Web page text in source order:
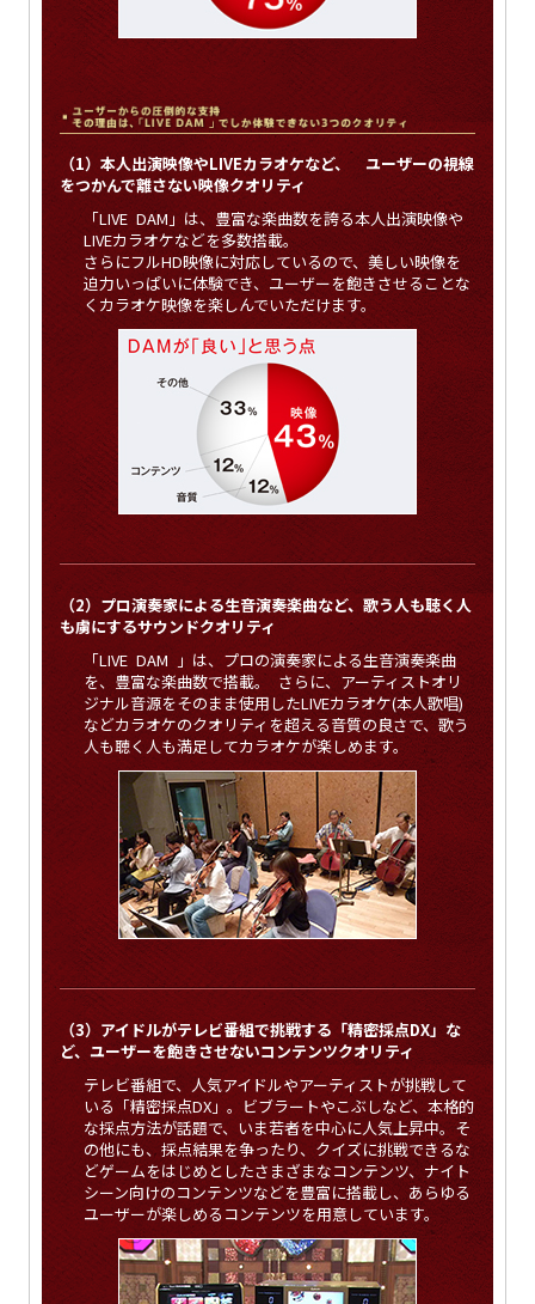
（1）本人出演映像やLIVEカラオケなど、 ユーザーの視線
をつかんで離さない映像クオリティ
「LIVE DAM」は、豊富な楽曲数を誇る本人出演映像や
LIVEカラオケなどを多数搭載。
さらにフルHD映像に対応しているので、美しい映像を
迫力いっぱいに体験でき、ユーザーを飽きさせることな
くカラオケ映像を楽しんでいただけます。
（2）プロ演奏家による生音演奏楽曲など、歌う人も聴く人
も虜にするサウンドクオリティ
「LIVE DAM 」は、プロの演奏家による生音演奏楽曲
を、豊富な楽曲数で搭載。 さらに、アーティストオリ
ジナル音源をそのまま使用したLIVEカラオケ(本人歌唱)
などカラオケのクオリティを超える音質の良さで、歌う
人も聴く人も満足してカラオケが楽しめます。
（3）アイドルがテレビ番組で挑戦する「精密採点DX」な
ど、ユーザーを飽きさせないコンテンツクオリティ
テレビ番組で、人気アイドルやアーティストが挑戦して
いる「精密採点DX」。ビブラートやこぶしなど、本格的
な採点方法が話題で、いま若者を中心に人気上昇中。そ
の他にも、採点結果を争ったり、クイズに挑戦できるな
どゲームをはじめとしたさまざまなコンテンツ、ナイト
シーン向けのコンテンツなどを豊富に搭載し、あらゆる
ユーザーが楽しめるコンテンツを用意しています。